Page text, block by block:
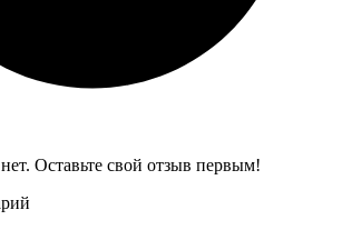
Оставьте свой отзыв первым!